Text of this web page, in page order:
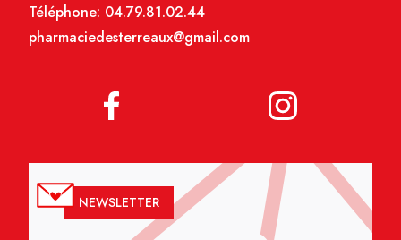
Téléphone: 04.79.81.02.44
pharmaciedesterreaux@gmail.com
NEWSLETTER